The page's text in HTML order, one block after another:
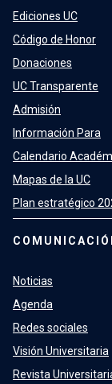
Ediciones UC
Código de Honor
Donaciones
UC Transparente
Admisión
Información Para
Calendario
Mapas de la UC
Plan estratégico
Noticias
Agenda
Redes sociales
Visión Universitaria
Revista